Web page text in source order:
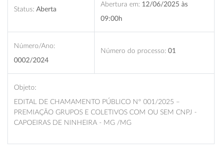
Status: Aberta
Abertura em: 12/06/2025 às
09:00h
Número/Ano:
0002/2024
Número do processo: 01
Objeto:
EDITAL DE CHAMAMENTO PÚBLICO Nº 001/2025 –
PREMIAÇÃO GRUPOS E COLETIVOS COM OU SEM CNPJ -
CAPOEIRAS DE NINHEIRA - MG /MG